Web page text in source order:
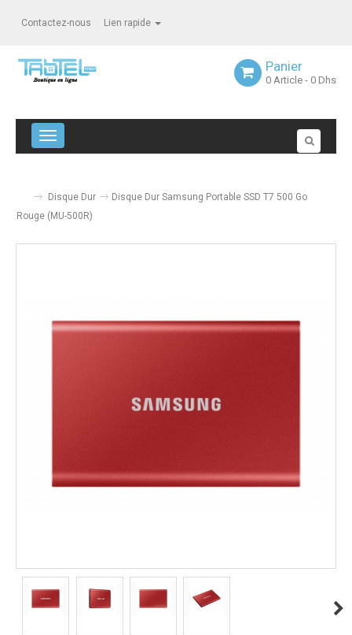
Contactez-nous Lien rapide
Panier
0 Article - 0 Dhs
Navigation bascule
Disque Dur
Disque Dur Samsung Portable SSD T7 500 Go
Rouge (MU-500R)